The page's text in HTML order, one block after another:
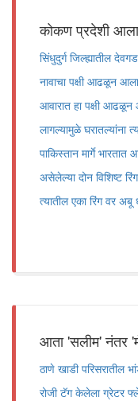
कोकण प्रदेशी आला
सिंधुदुर्ग जिल्ह्यातील
नावाचा पक्षी आढळून
आवारात हा पक्षी आढळून
लागल्यामुळे घरातल्यांना
पाकिस्तान मार्गे भारतात
असेलेल्या दोन विशिष्ट
त्यातील एका रिंग वर अबू
आता 'सलीम' नंतर
ठाणे खाडी परिसरातील
रोजी टॅग केलेला ग्रेटर